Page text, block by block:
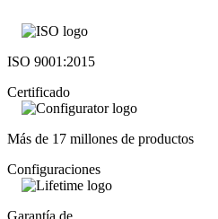
ISO 9001:2015
Certificado
Más de 17 millones de productos
Configuraciones
Garantía de